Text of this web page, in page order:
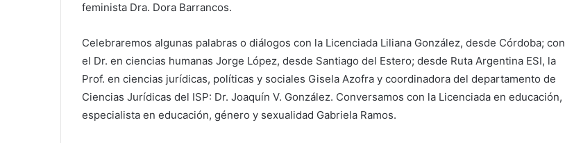
feminista Dra. Dora Barrancos.
Celebraremos algunas palabras o diálogos con la Licenciada Liliana González, desde Córdoba; con
el Dr. en ciencias humanas Jorge López, desde Santiago del Estero; desde Ruta Argentina ESI, la
Prof. en ciencias jurídicas, políticas y sociales Gisela Azofra y coordinadora del departamento de
Ciencias Jurídicas del ISP: Dr. Joaquín V. González. Conversamos con la Licenciada en educación,
especialista en educación, género y sexualidad Gabriela Ramos.